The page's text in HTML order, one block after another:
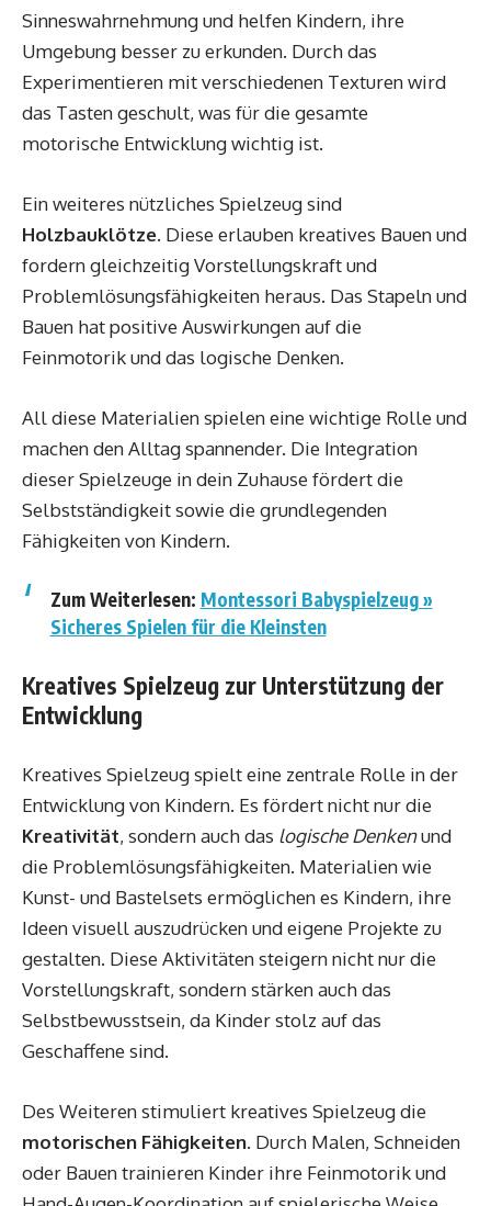
Sinneswahrnehmung und helfen Kindern, ihre
Umgebung besser zu erkunden. Durch das
Experimentieren mit verschiedenen Texturen wird
das Tasten geschult, was für die gesamte
motorische Entwicklung wichtig ist.
Ein weiteres nützliches Spielzeug sind
Holzbauklötze. Diese erlauben kreatives Bauen und
fordern gleichzeitig Vorstellungskraft und
Problemlösungsfähigkeiten heraus. Das Stapeln und
Bauen hat positive Auswirkungen auf die
Feinmotorik und das logische Denken.
All diese Materialien spielen eine wichtige Rolle und
machen den Alltag spannender. Die Integration
dieser Spielzeuge in dein Zuhause fördert die
Selbstständigkeit sowie die grundlegenden
Fähigkeiten von Kindern.
Zum Weiterlesen: Montessori Babyspielzeug »
Sicheres Spielen für die Kleinsten
Kreatives Spielzeug zur Unterstützung der
Entwicklung
Kreatives Spielzeug spielt eine zentrale Rolle in der
Entwicklung von Kindern. Es fördert nicht nur die
Kreativität, sondern auch das logische Denkenund
die Problemlösungsfähigkeiten. Materialien wie
Kunst- und Bastelsets ermöglichen es Kindern, ihre
Ideen visuell auszudrücken und eigene Projekte zu
gestalten. Diese Aktivitäten steigern nicht nur die
Vorstellungskraft, sondern stärken auch das
Selbstbewusstsein, da Kinder stolz auf das
Geschaffene sind.
Des Weiteren stimuliert kreatives Spielzeug die
motorischen Fähigkeiten. Durch Malen, Schneiden
oder Bauen trainieren Kinder ihre Feinmotorik und